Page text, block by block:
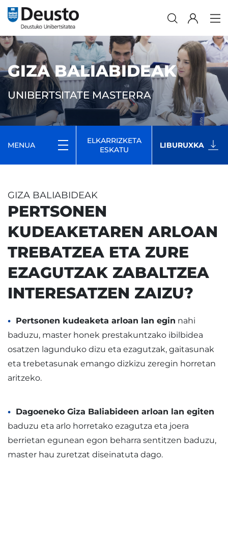
GIZA BALIABIDEAK
UNIBERTSITATE MASTERRA
MENUA
ELKARRIZKETA
ESKATU
LIBURUXKA
GIZA BALIABIDEAK
PERTSONEN
KUDEAKETAREN ARLOAN
TREBATZEA ETA ZURE
EZAGUTZAK ZABALTZEA
INTERESATZEN ZAIZU?
Pertsonen kudeaketa arloan lan egin nahi
baduzu, master honek prestakuntzako ibilbidea
osatzen lagunduko dizu eta ezagutzak, gaitasunak
eta trebetasunak emango dizkizu zeregin horretan
aritzeko.
Dagoeneko Giza Baliabideen arloan lan egiten
baduzu eta arlo horretako ezagutza eta joera
berrietan egunean egon beharra sentitzen baduzu,
master hau zuretzat diseinatuta dago.